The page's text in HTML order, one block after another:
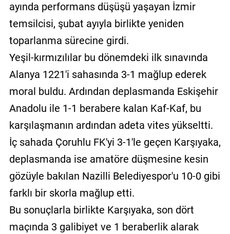
ayında performans düşüşü yaşayan İzmir
temsilcisi, şubat ayıyla birlikte yeniden
toparlanma sürecine girdi.
Yeşil-kırmızılılar bu dönemdeki ilk sınavında
Alanya 1221'i sahasında 3-1 mağlup ederek
moral buldu. Ardından deplasmanda Eskişehir
Anadolu ile 1-1 berabere kalan Kaf-Kaf, bu
karşılaşmanın ardından adeta vites yükseltti.
İç sahada Çoruhlu FK'yi 3-1'le geçen Karşıyaka,
deplasmanda ise amatöre düşmesine kesin
gözüyle bakılan Nazilli Belediyespor'u 10-0 gibi
farklı bir skorla mağlup etti.
Bu sonuçlarla birlikte Karşıyaka, son dört
maçında 3 galibiyet ve 1 beraberlik alarak